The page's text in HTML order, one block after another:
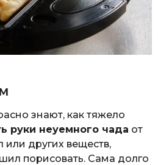
знают, как тяжело
руки неуемного чада от
других веществ,
порисовать. Сама долго